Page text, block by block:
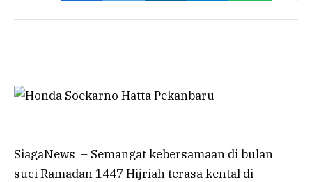
SiagaNews – Semangat kebersamaan di bulan
suci Ramadan 1447 Hijriah terasa kental di